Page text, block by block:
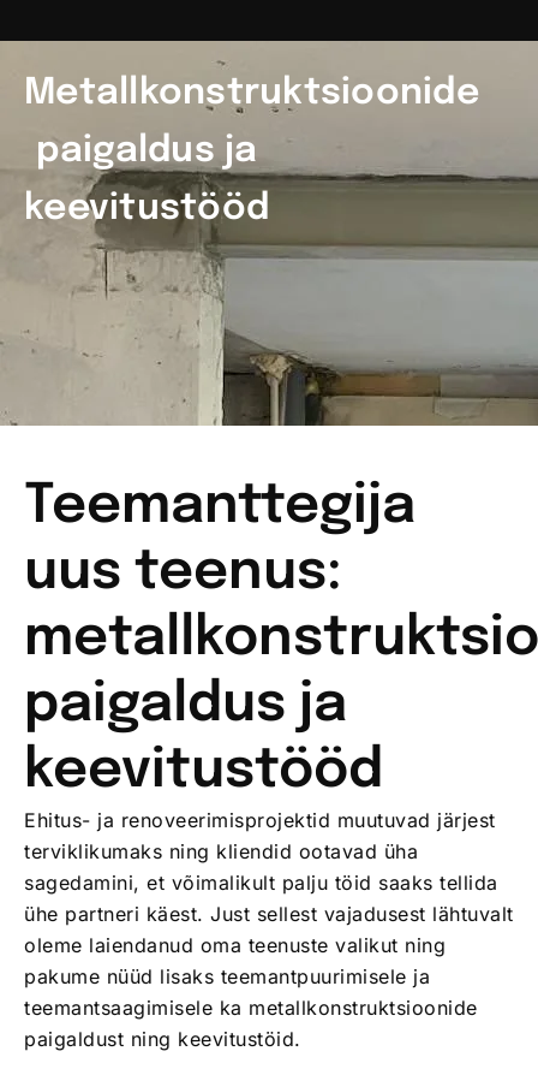
Metallkonstruktsioonide
paigaldus ja
keevitustööd
Teemanttegija
uus teenus:
paigaldus ja
keevitustööd
Ehitus- ja renoveerimisprojektid muutuvad järjest
terviklikumaks ning kliendid ootavad üha
sagedamini, et võimalikult palju töid saaks tellida
ühe partneri käest. Just sellest vajadusest lähtuvalt
oleme laiendanud oma teenuste valikut ning
pakume nüüd lisaks teemantpuurimisele ja
teemantsaagimisele ka metallkonstruktsioonide
paigaldust ning keevitustöid.